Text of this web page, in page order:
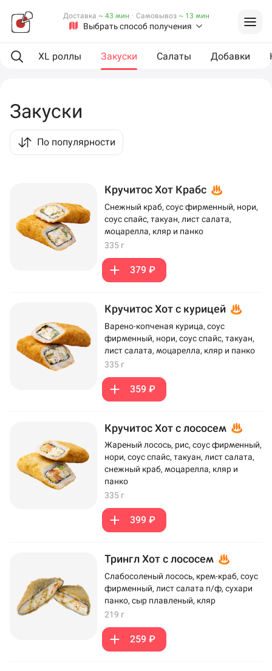
Выбрать способ получения
Доставка ~ 43 мин · Самовывоз ~ 13 мин
XL роллы Закуски Салаты Добавки
Закуски
По популярности
Кручитос Хот Крабс
Снежный краб, соус фирменный, нори,
соус спайс, такуан, лист салата,
моцарелла, кляр и панко
335 г
379 ₽
Кручитос Хот с курицей
Варено-копченая курица, соус
фирменный, нори, соус спайс, такуан,
лист салата, моцарелла, кляр и панко
335 г
359 ₽
Кручитос Хот с лососем
Жареный лосось, рис, соус фирменный,
нори, соус спайс, такуан, лист салата,
снежный краб, моцарелла, кляр и
панко
335 г
399 ₽
Трингл Хот с лососем
Слабосоленый лосось, крем-краб, соус
фирменный, лист салата п/ф, сухари
панко, сыр плавленый, кляр
219 г
259 ₽